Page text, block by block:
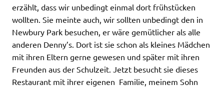
erzählt, dass wir unbedingt einmal dort frühstücken
wollten. Sie meinte auch, wir sollten unbedingt den in
Newbury Park besuchen, er wäre gemütlicher als alle
anderen Denny’s. Dort ist sie schon als kleines Mädchen
mit ihren Eltern gerne gewesen und später mit ihren
Freunden aus der Schulzeit. Jetzt besucht sie dieses
Restaurant mit ihrer eigenen Familie, meinem Sohn